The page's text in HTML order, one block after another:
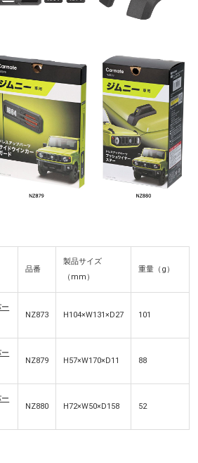
品番
製品サイズ
（mm）
重量（g）
NZ873 H104×W131×D27 101
NZ879 H57×W170×D11 88
NZ880 H72×W50×D158 52